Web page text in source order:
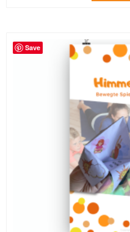
Save